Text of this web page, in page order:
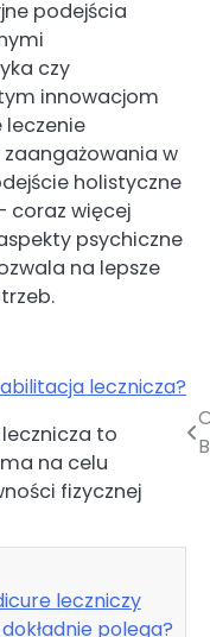
podejścia
czy
innowacjom
leczenie
w
holistyczne
coraz więcej
psychiczne
na lepsze
lecznicza?
to
na celu
fizycznej
leczniczy
polega?